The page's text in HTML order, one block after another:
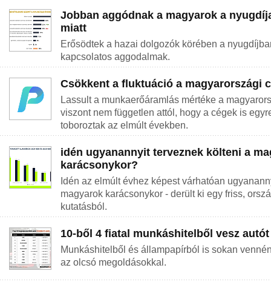
Jobban aggódnak a magyarok a
miatt
Erősödtek a hazai dolgozók körében a
kapcsolatos aggodalmak.
Csökkent a fluktuáció a magyarországi
Lassult a munkaerőáramlás mértéke a
viszont nem független attól, hogy a cégek is
toboroztak az elmúlt években.
idén ugyanannyit terveznek költeni a
karácsonykor?
Idén az elmúlt évhez képest várhatóan
magyarok karácsonykor - derült ki egy friss,
kutatásból.
10-ből 4 fiatal munkáshitelből vesz autót
Munkáshitelből és állampapírból is sokan
az olcsó megoldásokkal.